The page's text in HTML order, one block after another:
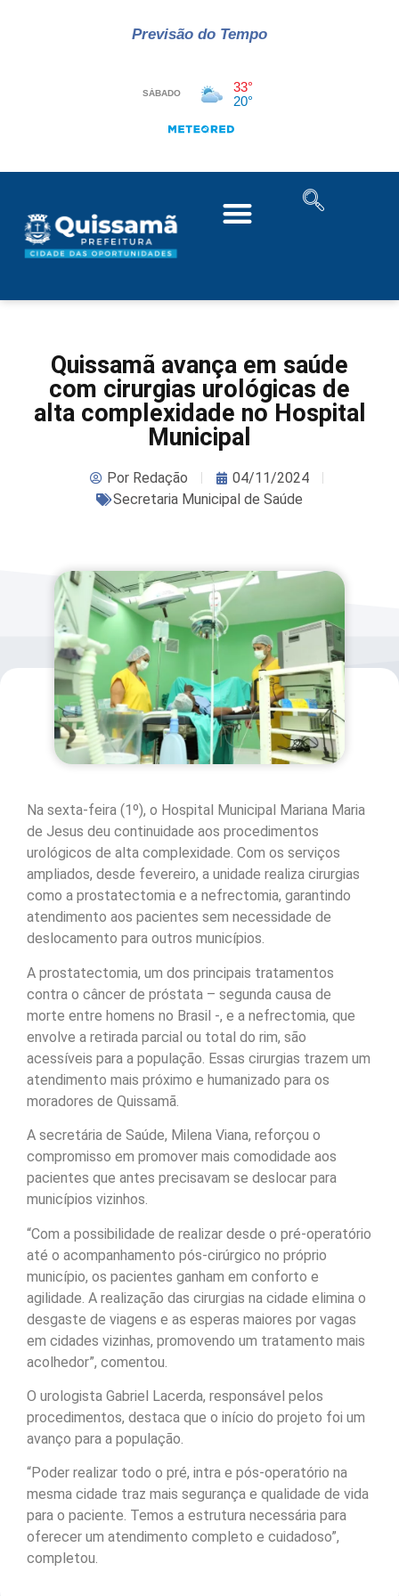
Previsão do Tempo
Quissamã avança em saúde
com cirurgias urológicas de
alta complexidade no Hospital
Municipal
PorRedação
04/11/2024
Secretaria Municipal de Saúde
Na sexta-feira (1º), o Hospital Municipal Mariana Maria
de Jesus deu continuidade aos procedimentos
urológicos de alta complexidade. Com os serviços
ampliados, desde fevereiro, a unidade realiza cirurgias
como a prostatectomia e a nefrectomia, garantindo
atendimento aos pacientes sem necessidade de
deslocamento para outros municípios.
A prostatectomia, um dos principais tratamentos
contra o câncer de próstata – segunda causa de
morte entre homens no Brasil -, e a nefrectomia, que
envolve a retirada parcial ou total do rim, são
acessíveis para a população. Essas cirurgias trazem um
atendimento mais próximo e humanizado para os
moradores de Quissamã.
A secretária de Saúde, Milena Viana, reforçou o
compromisso em promover mais comodidade aos
pacientes que antes precisavam se deslocar para
municípios vizinhos.
“Com a possibilidade de realizar desde o pré-operatório
até o acompanhamento pós-cirúrgico no próprio
município, os pacientes ganham em conforto e
agilidade. A realização das cirurgias na cidade elimina o
desgaste de viagens e as esperas maiores por vagas
em cidades vizinhas, promovendo um tratamento mais
acolhedor”, comentou.
O urologista Gabriel Lacerda, responsável pelos
procedimentos, destaca que o início do projeto foi um
avanço para a população.
“Poder realizar todo o pré, intra e pós-operatório na
mesma cidade traz mais segurança e qualidade de vida
para o paciente. Temos a estrutura necessária para
oferecer um atendimento completo e cuidadoso”,
completou.